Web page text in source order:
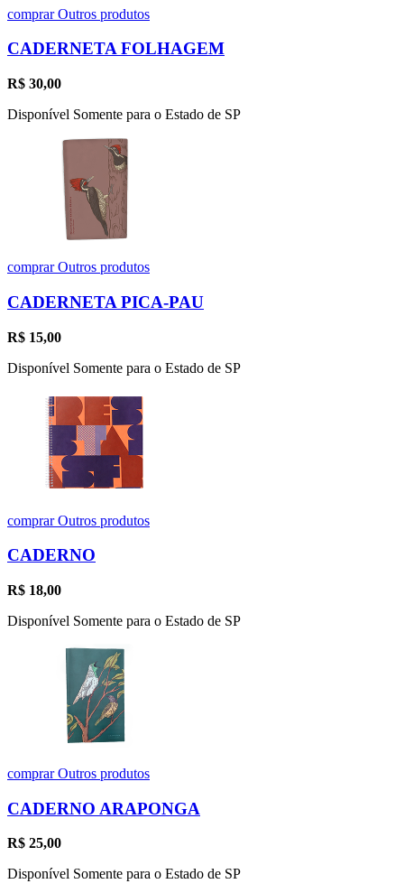
comprarOutros produtos
CADERNETA FOLHAGEM
R$ 30,00
Disponível Somente para o Estado de SP
comprarOutros produtos
CADERNETA PICA-PAU
R$ 15,00
Disponível Somente para o Estado de SP
comprarOutros produtos
CADERNO
R$ 18,00
Disponível Somente para o Estado de SP
comprarOutros produtos
CADERNO ARAPONGA
R$ 25,00
Disponível Somente para o Estado de SP